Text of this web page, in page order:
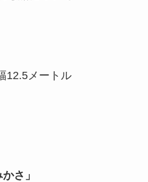
12.5メートル
さ」